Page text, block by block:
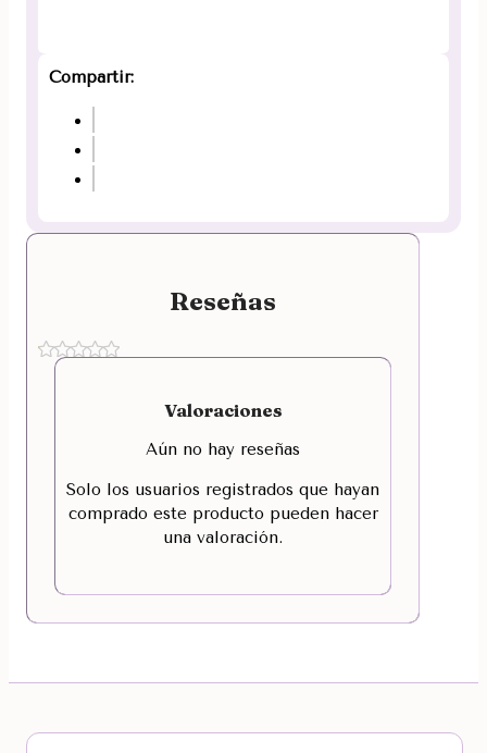
Compartir:
Reseñas
Valoraciones
Aún no hay reseñas
Solo los usuarios registrados que hayan
comprado este producto pueden hacer
una valoración.